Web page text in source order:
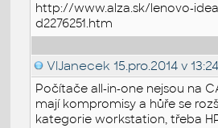
http://www.alza.sk/lenovo-
d2276251.htm
VlJanecek 15.pro.2014 v 13:24
Počítače all-in-one nejsou na
mají kompromisy a hůře se
kategorie workstation, třeba